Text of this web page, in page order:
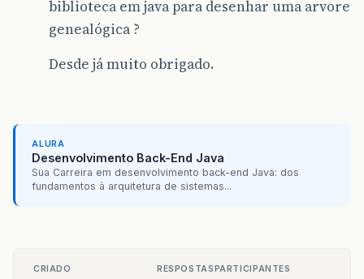
biblioteca em java para desenhar uma arvore
genealógica ?
Desde já muito obrigado.
ALURA
Desenvolvimento Back-End Java
Sua Carreira em desenvolvimento back-end Java: dos
fundamentos à arquitetura de sistemas...
CRIADO RESPOSTASPARTICIPANTES